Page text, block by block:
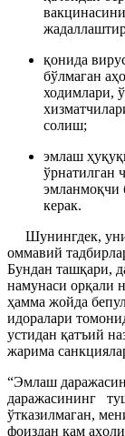
қонида
бўлмаган
ходимлари,
солиш;
эмлаш
ўрнатилган
эмланмоқчи
керак.
Шунингдек,
оммавий
Бундан ташқари,
намунаси орқали
ҳамма жойда
идоралари
устидан қатъий
жарима
“Эмлаш
даражасининг
ўтказилмаган,
фоиздан кам